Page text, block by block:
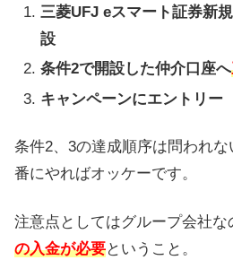
三菱UFJ eスマート証券新
設
条件2で開設した仲介口座へ
キャンペーンにエントリー
条件2、3の達成順序は問われ
番にやればオッケーです。
注意点としてはグループ会社な
の入金が必要ということ。